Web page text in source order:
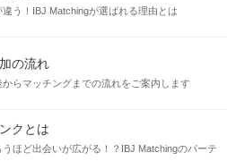
ースが似ている』 etc
う！IBJ Matchingが選ばれる理由とは
の流れ
らマッチングまでの流れをご案内します
クとは
うほど出会いが広がる！？IBJ Matchingのパーテ